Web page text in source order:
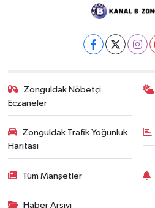
Zonguldak Nöbetçi
Eczaneler
Zonguldak Trafik Yoğunluk
Haritası
Tüm Manşetler
Haber Arşivi